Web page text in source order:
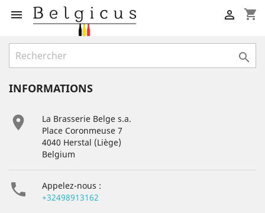
 shopping_cart


INFORMATIONS

La Brasserie Belge s.a.
Place Coronmeuse 7
4040 Herstal (Liège)
Belgium

Appelez-nous :
+32498913162